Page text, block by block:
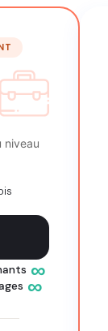
niveau
∞
∞